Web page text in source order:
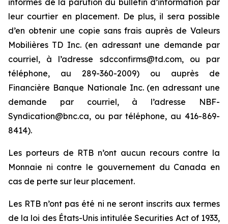
informés de la parution du bulletin d’information par
leur courtier en placement. De plus, il sera possible
d’en obtenir une copie sans frais auprès de Valeurs
Mobilières TD Inc. (en adressant une demande par
courriel, à l’adresse sdcconfirms@td.com, ou par
téléphone, au 289-360-2009) ou auprès de
Financière Banque Nationale Inc. (en adressant une
demande par courriel, à l’adresse NBF-
Syndication@bnc.ca, ou par téléphone, au 416-869-
8414).
Les porteurs de RTB n’ont aucun recours contre la
Monnaie ni contre le gouvernement du Canada en
cas de perte sur leur placement.
Les RTB n’ont pas été ni ne seront inscrits aux termes
de la loi des États-Unis intituléeSecurities Act of 1933,